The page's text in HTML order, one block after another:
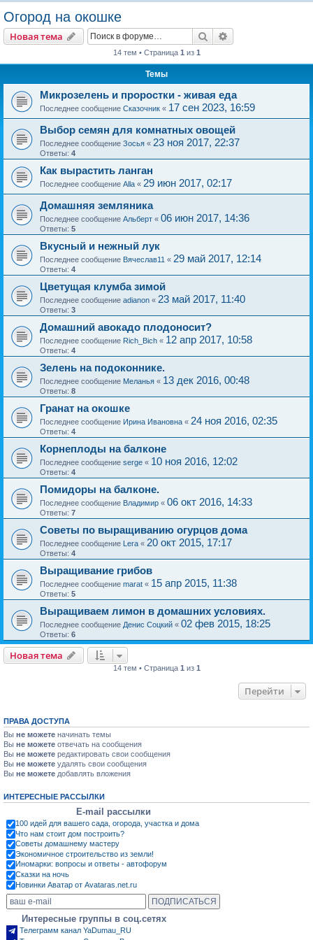
Огород на окошке
Новая тема Поиск
14 тем • Страница 1 из 1
Темы
Микрозелень и проростки - живая еда
Последнее сообщение Сказочник « 17 сен 2023, 16:59
Выбор семян для комнатных овощей
Последнее сообщение Зосья « 23 ноя 2017, 22:37
Ответы: 4
Как вырастить ланган
Последнее сообщение Alla « 29 июн 2017, 02:17
Домашняя земляника
Последнее сообщение Альберт « 06 июн 2017, 14:36
Ответы: 5
Вкусный и нежный лук
Последнее сообщение Вячеслав11 « 29 май 2017, 12:14
Ответы: 4
Цветущая клумба зимой
Последнее сообщение adianon « 23 май 2017, 11:40
Ответы: 3
Домашний авокадо плодоносит?
Последнее сообщение Rich_Bich « 12 апр 2017, 10:58
Ответы: 4
Зелень на подоконнике.
Последнее сообщение Меланья « 13 дек 2016, 00:48
Ответы: 8
Гранат на окошке
Последнее сообщение Ирина Ивановна « 24 ноя 2016, 02:35
Ответы: 4
Корнеплоды на балконе
Последнее сообщение serge « 10 ноя 2016, 12:02
Ответы: 4
Помидоры на балконе.
Последнее сообщение Владимир « 06 окт 2016, 14:33
Ответы: 7
Советы по выращиванию огурцов дома
Последнее сообщение Lera « 20 окт 2015, 17:17
Ответы: 4
Выращивание грибов
Последнее сообщение marat « 15 апр 2015, 11:38
Ответы: 5
Выращиваем лимон в домашних условиях.
Последнее сообщение Денис Соцкий « 02 фев 2015, 18:25
Ответы: 6
Новая тема
14 тем • Страница 1 из 1
Перейти
ПРАВА ДОСТУПА
Вы не можете начинать темы
Вы не можете отвечать на сообщения
Вы не можете редактировать свои сообщения
Вы не можете удалять свои сообщения
Вы не можете добавлять вложения
ИНТЕРЕСНЫЕ РАССЫЛКИ
E-mail рассылки
100 идей для вашего сада, огорода, участка и дома
Что нам стоит дом построить?
Советы домашнему мастеру
Экономичное строительство из земли!
Иномарки: вопросы и ответы - автофорум
Сказки на ночь
Новинки Аватар от Avataras.net.ru
Интересные группы в соц.сетях
Телеграмм канал YaDumau_RU